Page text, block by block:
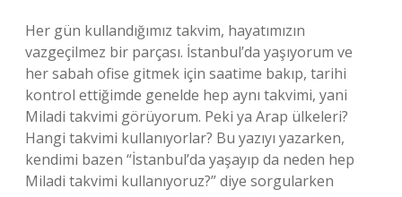
Her gün kullandığımız takvim, hayatımızın
vazgeçilmez bir parçası. İstanbul’da yaşıyorum ve
her sabah ofise gitmek için saatime bakıp, tarihi
kontrol ettiğimde genelde hep aynı takvimi, yani
Miladi takvimi görüyorum. Peki ya Arap ülkeleri?
Hangi takvimi kullanıyorlar? Bu yazıyı yazarken,
kendimi bazen “İstanbul’da yaşayıp da neden hep
Miladi takvimi kullanıyoruz?” diye sorgularken